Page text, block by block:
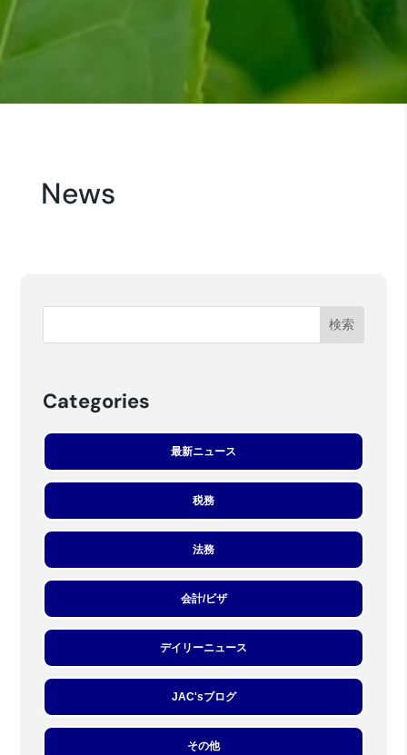
News
Categories
最新ニュース
税務
法務
会計/ビザ
デイリーニュース
JAC'sブログ
その他